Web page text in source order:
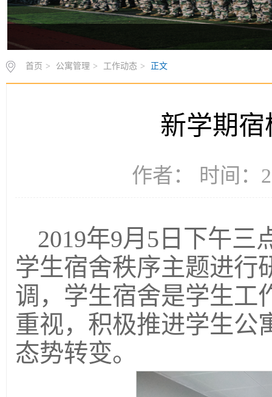
首页 > 公寓管理 > 工作动态 > 正文
新学期
作者： 时间：
2019年9月5日下午三
学生宿舍秩序主题进行
调，学生宿舍是学生工
重视，积极推进学生公
态势转变。